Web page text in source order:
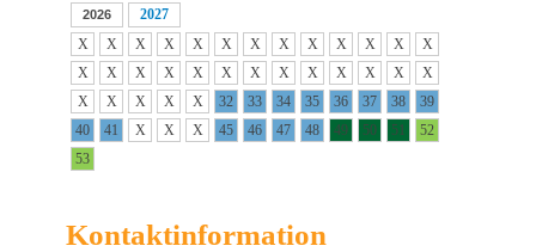
2026
2027
X
X X X X X X X X X X X
X
X
X X X X X X X X X X X
X
X
X X X X 32 33 34 35 36 37 38
39
40
41 X X X 45 46 47 48 49 50 51
52
53
Kontaktinformation